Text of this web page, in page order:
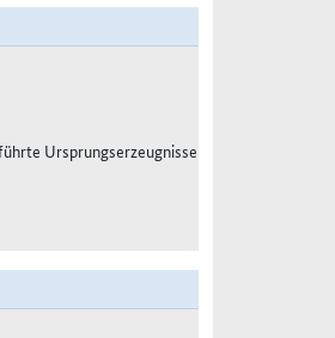
Ursprungserzeugnisse